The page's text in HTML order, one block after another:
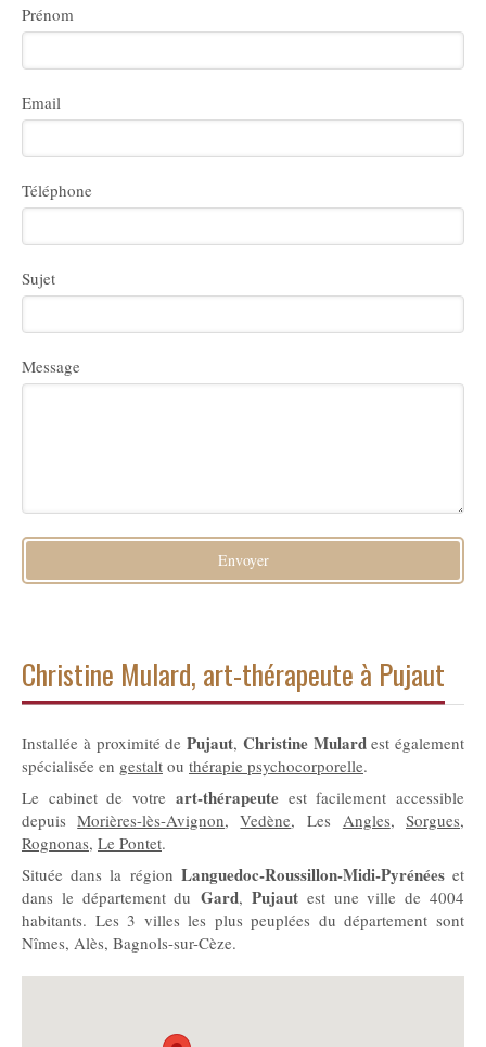
Prénom
Email
Téléphone
Sujet
Message
Envoyer
Christine Mulard, art-thérapeute à Pujaut
Installée à proximité de Pujaut, Christine Mulardest également
spécialisée en gestalt ou thérapie psychocorporelle.
Le cabinet de votre art-thérapeuteest facilement accessible
depuisMorières-lès-Avignon,Vedène, Les Angles,Sorgues,
Rognonas, Le Pontet.
Située dans la région Languedoc-Roussillon-Midi-Pyrénéeset
dans le département duGard,Pujaut est une ville de 4004
habitants. Les 3 villes les plus peuplées du département sont
Nîmes, Alès, Bagnols-sur-Cèze.